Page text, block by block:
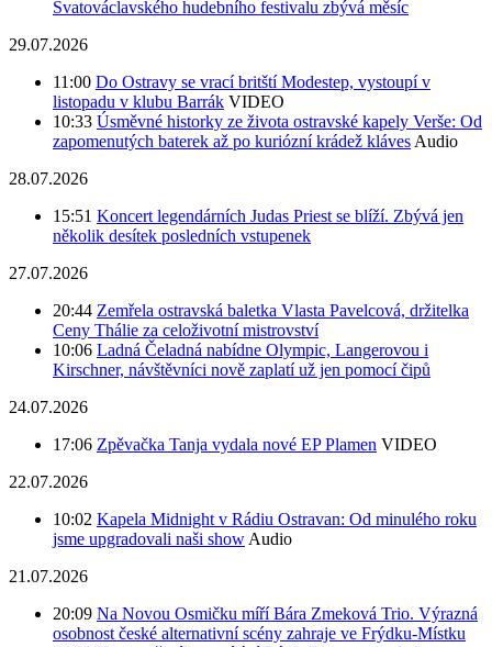
Svatováclavského hudebního festivalu zbývá měsíc
29.07.2026
11:00 Do Ostravy se vrací britští Modestep, vystoupí v
listopadu v klubu Barrák VIDEO
10:33 Úsměvné historky ze života ostravské kapely Verše: Od
zapomenutých baterek až po kuriózní krádež kláves Audio
28.07.2026
15:51 Koncert legendárních Judas Priest se blíží. Zbývá jen
několik desítek posledních vstupenek
27.07.2026
20:44 Zemřela ostravská baletka Vlasta Pavelcová, držitelka
Ceny Thálie za celoživotní mistrovství
10:06 Ladná Čeladná nabídne Olympic, Langerovou i
Kirschner, návštěvníci nově zaplatí už jen pomocí čipů
24.07.2026
17:06 Zpěvačka Tanja vydala nové EP Plamen VIDEO
22.07.2026
10:02 Kapela Midnight v Rádiu Ostravan: Od minulého roku
jsme upgradovali naši show Audio
21.07.2026
20:09 Na Novou Osmičku míří Bára Zmeková Trio. Výrazná
osobnost české alternativní scény zahraje ve Frýdku-Místku